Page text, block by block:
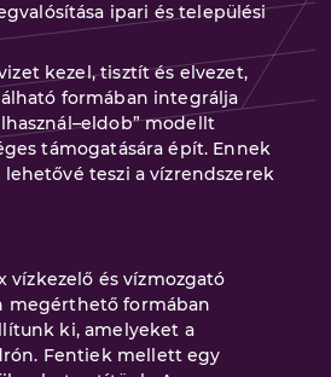
ipari és települési
kezel, tisztít és elvezet,
formában integrálja
modellt
támogatására épít. Ennek
teszi a vízrendszerek
és vízmozgató
megérthető formában
ki, amelyeket a
Fentiek mellett egy